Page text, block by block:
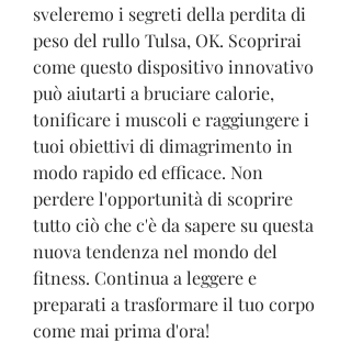
sveleremo i segreti della perdita di
peso del rullo Tulsa, OK. Scoprirai
come questo dispositivo innovativo
può aiutarti a bruciare calorie,
tonificare i muscoli e raggiungere i
tuoi obiettivi di dimagrimento in
modo rapido ed efficace. Non
perdere l'opportunità di scoprire
tutto ciò che c'è da sapere su questa
nuova tendenza nel mondo del
fitness. Continua a leggere e
preparati a trasformare il tuo corpo
come mai prima d'ora!